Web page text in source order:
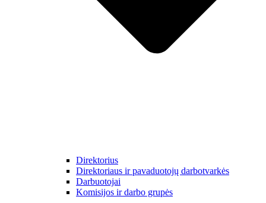
Direktorius
Direktoriaus ir pavaduotojų darbotvarkės
Darbuotojai
Komisijos ir darbo grupės